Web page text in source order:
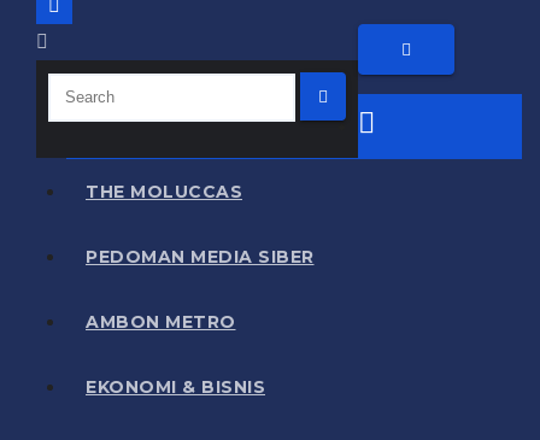
THE MOLUCCAS
PEDOMAN MEDIA SIBER
AMBON METRO
EKONOMI & BISNIS